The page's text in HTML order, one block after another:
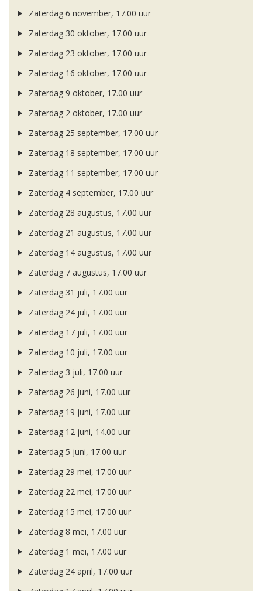
Zaterdag 6 november, 17.00 uur
Zaterdag 30 oktober, 17.00 uur
Zaterdag 23 oktober, 17.00 uur
Zaterdag 16 oktober, 17.00 uur
Zaterdag 9 oktober, 17.00 uur
Zaterdag 2 oktober, 17.00 uur
Zaterdag 25 september, 17.00 uur
Zaterdag 18 september, 17.00 uur
Zaterdag 11 september, 17.00 uur
Zaterdag 4 september, 17.00 uur
Zaterdag 28 augustus, 17.00 uur
Zaterdag 21 augustus, 17.00 uur
Zaterdag 14 augustus, 17.00 uur
Zaterdag 7 augustus, 17.00 uur
Zaterdag 31 juli, 17.00 uur
Zaterdag 24 juli, 17.00 uur
Zaterdag 17 juli, 17.00 uur
Zaterdag 10 juli, 17.00 uur
Zaterdag 3 juli, 17.00 uur
Zaterdag 26 juni, 17.00 uur
Zaterdag 19 juni, 17.00 uur
Zaterdag 12 juni, 14.00 uur
Zaterdag 5 juni, 17.00 uur
Zaterdag 29 mei, 17.00 uur
Zaterdag 22 mei, 17.00 uur
Zaterdag 15 mei, 17.00 uur
Zaterdag 8 mei, 17.00 uur
Zaterdag 1 mei, 17.00 uur
Zaterdag 24 april, 17.00 uur